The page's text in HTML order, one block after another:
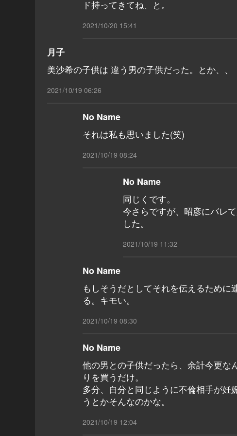
ド持ってきてね、と。
2021/10/20 15:41
月子
美沙希の子供は 違う男の子供だった。とか、、
2021/10/19 06:26
No Name
それは私も思いました(笑)
2021/10/19 08:24
No Name
同じくです。
今さらですが、昭彦にバレ
した。
2021/10/19 11:32
No Name
もしそうだとしてそれを伝えるため
る。キモい。
2021/10/19 08:30
No Name
他の男との子供だったら、余計今更な
りを買うだけ。
多分、自分と同じように不倫相手が妊
うとかそんなのかな。
2021/10/19 12:04